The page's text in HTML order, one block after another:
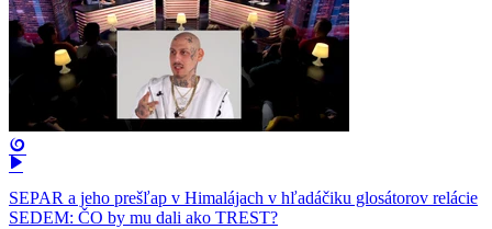
SEPAR a jeho prešľap v Himalájach v hľadáčiku glosátorov relácie
SEDEM: ČO by mu dali ako TREST?